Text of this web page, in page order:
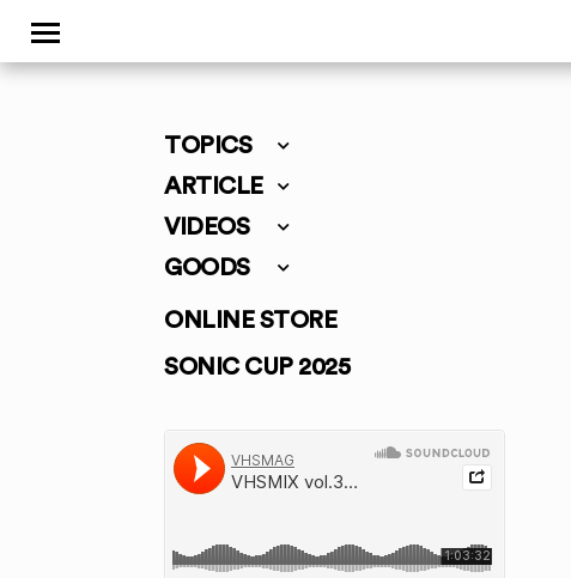
TOPICS
ARTICLE
VIDEOS
GOODS
ONLINE STORE
SONIC CUP 2025